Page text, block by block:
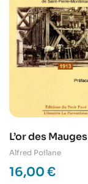
L’or des Mauges
Alfred Poilane
16,00 €